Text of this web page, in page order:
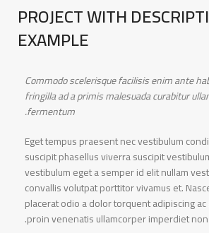
PROJECT WITH
EXAMPLE
Commodo scelerisque facilisis enim ante
fringilla ad a primis malesuada curabitur
fermentum.
Eget tempus praesent nec vestibulum
suscipit phasellus viverra suscipit
vestibulum eget a semper id elit nullam
convallis volutpat porttitor vivamus et.
placerat odio a dolor torquent adipiscing
proin venenatis ullamcorper imperdiet non